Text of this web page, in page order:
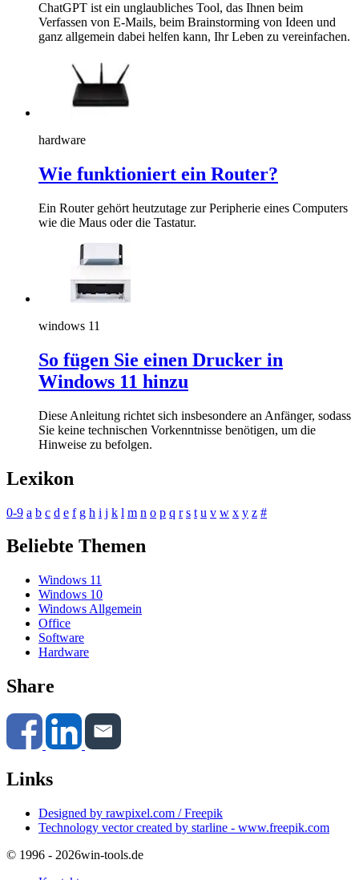
ChatGPT ist ein unglaubliches Tool, das Ihnen beim
Verfassen von E-Mails, beim Brainstorming von Ideen und
ganz allgemein dabei helfen kann, Ihr Leben zu vereinfachen.
hardware
Wie funktioniert ein Router?
Ein Router gehört heutzutage zur Peripherie eines Computers
wie die Maus oder die Tastatur.
windows 11
So fügen Sie einen Drucker in
Windows 11 hinzu
Diese Anleitung richtet sich insbesondere an Anfänger, sodass
Sie keine technischen Vorkenntnisse benötigen, um die
Hinweise zu befolgen.
Lexikon
0-9 a b c d e f g h i j k l m n o p q r s t u v w x y z #
Beliebte Themen
Windows 11
Windows 10
Windows Allgemein
Office
Software
Hardware
Share
Links
Designed by rawpixel.com / Freepik
Technology vector created by starline - www.freepik.com
© 1996 - 2026win-tools.de